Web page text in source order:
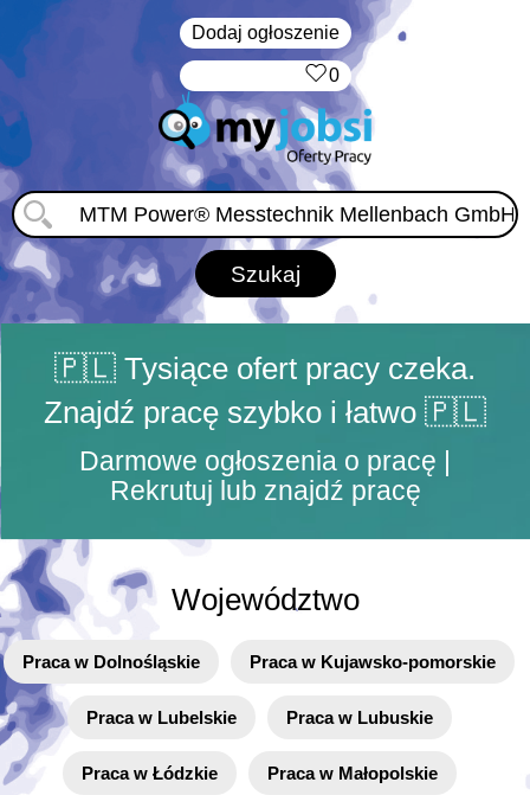
Dodaj ogłoszenie
0
🇵🇱 Tysiące ofert pracy czeka.
Znajdź pracę szybko i łatwo 🇵🇱
Darmowe ogłoszenia o pracę |
Rekrutuj lub znajdź pracę
Województwo
Praca w Dolnośląskie Praca w Kujawsko-pomorskie
Praca w Lubelskie Praca w Lubuskie
Praca w Łódzkie Praca w Małopolskie